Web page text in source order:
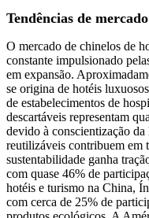
Tendências de
O mercado de chinelos de
constante impulsionado
em expansão.
se origina de hotéis
de estabelecimentos de
descartáveis ​​representam
devido à conscientização
reutilizáveis ​​contribuem em
sustentabilidade ganha
com quase 46% de
hotéis e turismo na China,
com cerca de 25% de